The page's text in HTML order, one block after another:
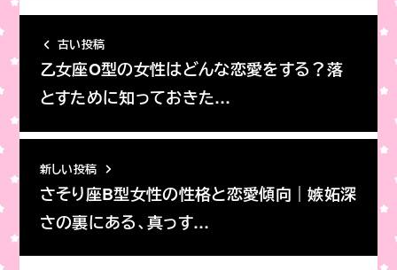
古い投稿
乙女座O型の女性はどんな恋愛をする？落
とすために知っておきた…
新しい投稿
さそり座B型女性の性格と恋愛傾向｜嫉妬深
さの裏にある、真っす…